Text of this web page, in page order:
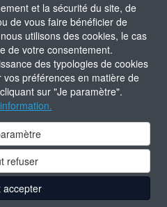
et la sécurité du site, de
de vous faire bénéficier de
utilisons des cookies, le cas
de votre consentement.
des typologies de cookies
préférences en matière de
sur "Je paramètre".
refuser
accepter